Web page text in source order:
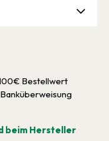
Bestellwert
beim Hersteller